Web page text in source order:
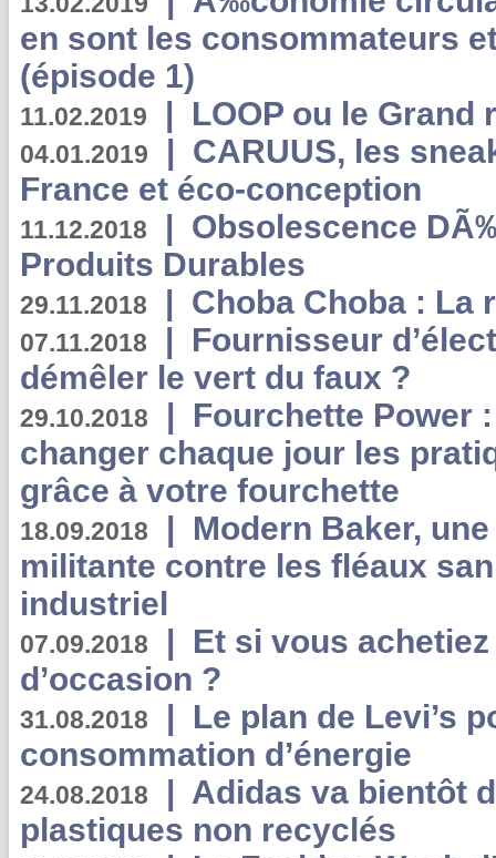
en sont les consommateurs
(épisode 1)
11.02.2019 | LOOP ou le Grand
04.01.2019 | CARUUS, les
France et éco-conception
11.12.2018 | Obsolescence
Produits Durables
29.11.2018 | Choba Choba : La
07.11.2018 | Fournisseur
démêler le vert du faux ?
29.10.2018 | Fourchette Power
changer chaque jour les
grâce à votre fourchette
18.09.2018 | Modern Baker,
militante contre les fléaux
industriel
07.09.2018 | Et si vous
d’occasion ?
31.08.2018 | Le plan de Levi’s
consommation d’énergie
24.08.2018 | Adidas va bientôt
plastiques non recyclés